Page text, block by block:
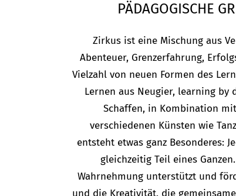
PÄDAGOGISCHE
Zirkus ist eine Mischung aus
Abenteuer, Grenzerfahrung,
Vielzahl von neuen Formen des
Lernen aus Neugier, learning by
Schaffen, in Kombination
verschiedenen Künsten wie
entsteht etwas ganz Besonderes:
gleichzeitig Teil eines
Wahrnehmung unterstützt und